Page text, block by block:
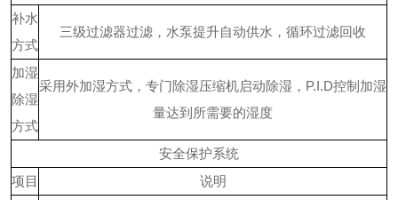
补水
方式
三级过滤器过滤，水泵提升自动供水，循环过滤回收
加湿
除湿
方式
采用外加湿方式，专门除湿压缩机启动除湿， P.I.D控制加湿
量达到所需要的湿度
安全保护系统
项目
说明